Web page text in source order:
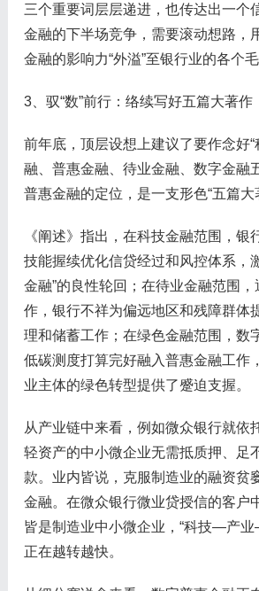
三个重要词层层递进，也传达出一
金融的下半场竞争，需要滚动想路，
金融的影响力“外溢”至银行业的各个毛
3、驭“数”前行：络续写好五篇大著作
前年底，顶层设想上建议了要作念好
融、普惠金融、待业金融、数字金融
普惠金融的定位，是一支形色“五篇大
《阐述》指出，在科技金融范围，银
技能握续优化信贷经过和风控体系
金融”的良性轮回；在待业金融范围
作，银行不祥为偏远地区和残障群体
理和储蓄工作；在绿色金融范围，数
低碳测度打算完好融入普惠金融工作
业主体的绿色转型提供了蹙迫支握。
从产业链中来看，例如微众银行就依
轻资产的中小微企业无需抵质押、足
款。业内皆说，克服制造业的融资贫
金融。在微众银行微业贷授信的客户
皆是制造业中小微企业，“科技—产业
正在越转越快。